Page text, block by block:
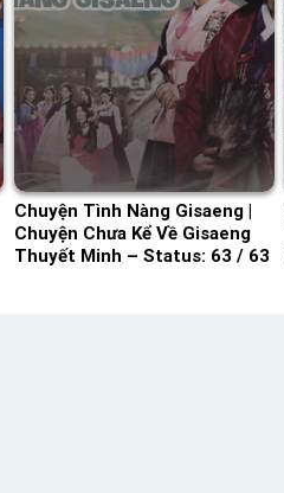
Chuyện Tình Nàng Gisaeng |
Chuyện Chưa Kể Về Gisaeng
Thuyết Minh – Status: 63 / 63